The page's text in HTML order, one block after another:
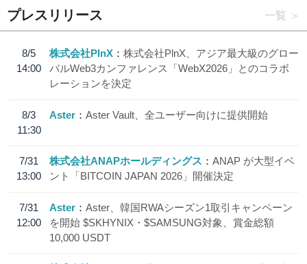
プレスリリース 一覧
8/5
14:00
株式会社PlnX
株式会社PlnX、アジア最大級のグロー
バルWeb3カンファレンス「WebX2026」とのコラボ
レーションを決定
8/3
11:30
Aster Aster Vault、全ユーザー向けに提供開始
7/31
13:00
株式会社ANAPホールディングス
ANAP が大型イベ
ント「BITCOIN JAPAN 2026」開催決定
7/31
12:00
Aster
Aster、韓国RWAシーズン1取引キャンペーン
を開始 $SKHYNIX・$SAMSUNG対象、賞金総額
10,000 USDT